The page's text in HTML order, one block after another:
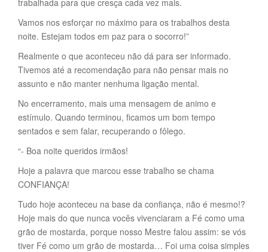
Vamos nos esforçar no máximo para os trabalhos desta
noite. Estejam todos em paz para o socorro!”
Realmente o que aconteceu não dá para ser informado.
Tivemos até a recomendação para não pensar mais no
assunto e não manter nenhuma ligação mental.
No encerramento, mais uma mensagem de animo e
estímulo. Quando terminou, ficamos um bom tempo
sentados e sem falar, recuperando o fôlego.
“- Boa noite queridos irmãos!
Hoje a palavra que marcou esse trabalho se chama
CONFIANÇA!
Tudo hoje aconteceu na base da confiança, não é mesmo!?
Hoje mais do que nunca vocês vivenciaram a Fé como uma
grão de mostarda, porque nosso Mestre falou assim: se vós
tiver Fé como um grão de mostarda… Foi uma coisa simples